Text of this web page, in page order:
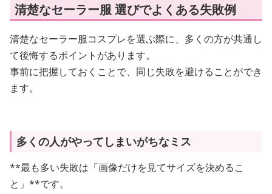
清楚なセーラー服 選びでよくある失敗例
清楚なセーラー服コスプレを選ぶ際に、多くの方が共通し
て後悔するポイントがあります。
事前に把握しておくことで、同じ失敗を避けることができ
ます。
多くの人がやってしまいがちなミス
**最も多い失敗は「画像だけを見てサイズを決めるこ
と」**です。